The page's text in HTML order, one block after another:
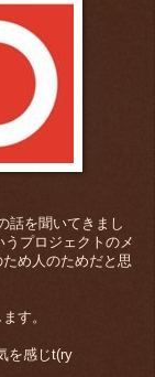
話を聞いてきまし
プロジェクトのメ
め人のためだと思
す。
を感じt(ry